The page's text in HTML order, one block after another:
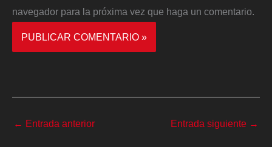
navegador para la próxima vez que haga un comentario.
← Entrada anterior Entrada siguiente →